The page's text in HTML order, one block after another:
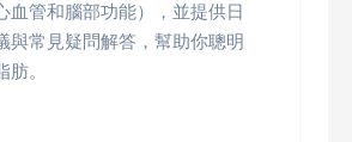
血管和腦部功能），並提供日
與常見疑問解答，幫助你聰明
。